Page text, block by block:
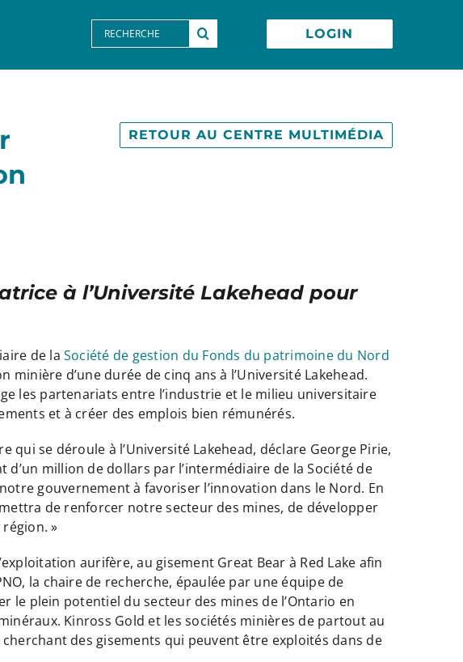
Search
for:
LOGIN
RETOUR AU CENTRE MULTIMÉDIA
à l’Université Lakehead pour
de la Société de gestion du Fonds du patrimoine du Nord
d’une durée de cinq ans à l’Université Lakehead.
les partenariats entre l’industrie et le milieu universitaire
et à créer des emplois bien rémunérés.
se déroule à l’Université Lakehead, déclare George Pirie,
million de dollars par l’intermédiaire de la Société de
gouvernement à favoriser l’innovation dans le Nord. En
de renforcer notre secteur des mines, de développer
»
aurifère, au gisement Great Bear à Red Lake afin
la chaire de recherche, épaulée par une équipe de
le plein potentiel du secteur des mines de l’Ontario en
Kinross Gold et les sociétés minières de partout au
des gisements qui peuvent être exploités dans de